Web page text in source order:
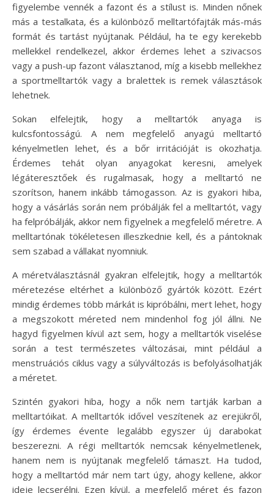
figyelembe vennék a fazont és a stílust is. Minden nőnek
más a testalkata, és a különböző melltartófajták más-más
formát és tartást nyújtanak. Például, ha te egy kerekebb
mellekkel rendelkezel, akkor érdemes lehet a szivacsos
vagy a push-up fazont választanod, míg a kisebb mellekhez
a sportmelltartók vagy a bralettek is remek választások
lehetnek.
Sokan elfelejtik, hogy a melltartók anyaga is
kulcsfontosságú. A nem megfelelő anyagú melltartó
kényelmetlen lehet, és a bőr irritációját is okozhatja.
Érdemes tehát olyan anyagokat keresni, amelyek
légáteresztőek és rugalmasak, hogy a melltartó ne
szorítson, hanem inkább támogasson. Az is gyakori hiba,
hogy a vásárlás során nem próbálják fel a melltartót, vagy
ha felpróbálják, akkor nem figyelnek a megfelelő méretre. A
melltartónak tökéletesen illeszkednie kell, és a pántoknak
sem szabad a vállakat nyomniuk.
A méretválasztásnál gyakran elfelejtik, hogy a melltartók
méretezése eltérhet a különböző gyártók között. Ezért
mindig érdemes több márkát is kipróbálni, mert lehet, hogy
a megszokott méreted nem mindenhol fog jól állni. Ne
hagyd figyelmen kívül azt sem, hogy a melltartók viselése
során a test természetes változásai, mint például a
menstruációs ciklus vagy a súlyváltozás is befolyásolhatják
a méretet.
Szintén gyakori hiba, hogy a nők nem tartják karban a
melltartóikat. A melltartók idővel veszítenek az erejükről,
így érdemes évente legalább egyszer új darabokat
beszerezni. A régi melltartók nemcsak kényelmetlenek,
hanem nem is nyújtanak megfelelő támaszt. Ha tudod,
hogy a melltartód már nem tart úgy, ahogy kellene, akkor
ideje lecserélni. Ezen kívül, a megfelelő méret és fazon